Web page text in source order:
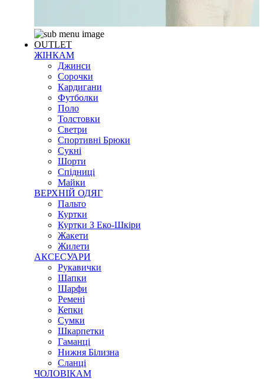
OUTLET
ЖІНКАМ
Джинси
Сорочки
Кардигани
Футболки
Поло
Толстовки
Светри
Спортивні Брюки
Сукні
Шорти
Спідниці
Майки
ВЕРХНІЙ ОДЯГ
Пальто
Куртки
Куртки З Еко-Шкіри
Жакети
Жилети
АКСЕСУАРИ
Рукавички
Шапки
Шарфи
Ремені
Кепки
Сумки
Шкарпетки
Гаманці
Нижня Білизна
Сланці
ЧОЛОВІКАМ